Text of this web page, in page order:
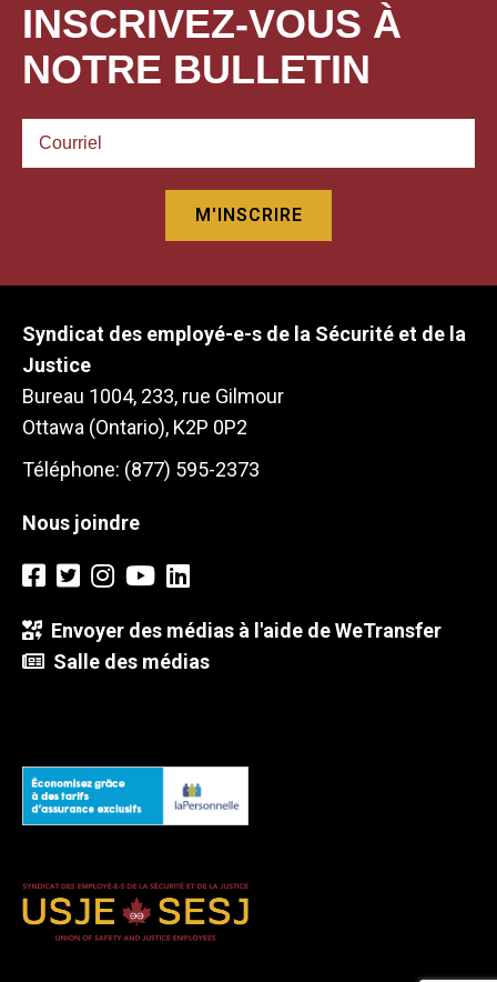
INSCRIVEZ-VOUS À
NOTRE BULLETIN
Syndicat des employé-e-s de la Sécurité et de la
Justice
Bureau 1004, 233, rue Gilmour
Ottawa (Ontario), K2P 0P2
Téléphone: (877) 595-2373
Nous joindre
Envoyer des médias à l'aide de WeTransfer
Salle des médias